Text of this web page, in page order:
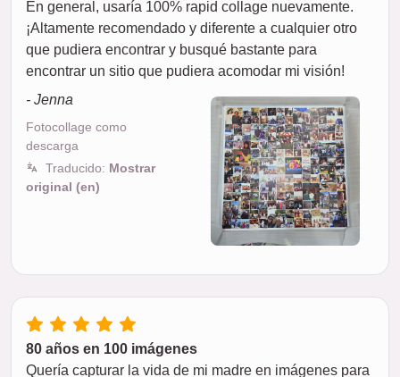
En general, usaría 100% rapid collage nuevamente.
¡Altamente recomendado y diferente a cualquier otro
que pudiera encontrar y busqué bastante para
encontrar un sitio que pudiera acomodar mi visión!
- Jenna
Fotocollage como
descarga
Traducido: Mostrar
original (en)
80 años en 100 imágenes
Quería capturar la vida de mi madre en imágenes para